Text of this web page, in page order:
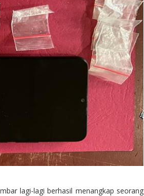
lagi-lagi berhasil menangkap seorang